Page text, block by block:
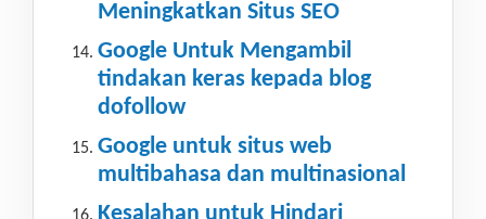
Meningkatkan Situs SEO
Google Untuk Mengambil
tindakan keras kepada blog
dofollow
Google untuk situs web
multibahasa dan multinasional
Kesalahan untuk Hindari